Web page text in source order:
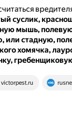
суслик,
мышь,
или стадную,
хомячка,
victorpest.ru